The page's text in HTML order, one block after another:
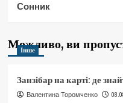
Сонник
Можливо, ви
Інше
Занзібар на карті: де
Валентина Торомченко